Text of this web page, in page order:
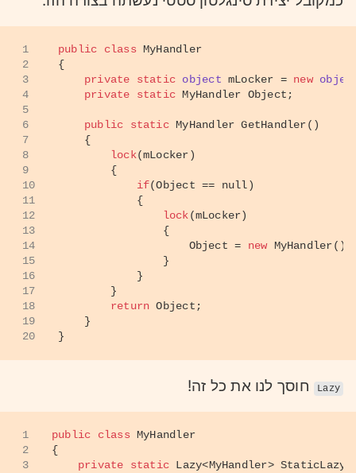
1
2
3
4
5
6
7
8
9
10
11
12
13
14
15
16
17
18
19
20
public class MyHandler
{
private
static object mLocker = new
private
static MyHandler Object;
public static MyHandler GetHandler()
    {
lock(mLocker)
        {
if(Object == null)
            {
lock(mLocker)
                {
                    Object =
new MyHandler();
                }
            }
        }
return Object;
    }
}
Lazy חוסך לנו את כל זה!
1
2
3
public class MyHandler
{
private
static Lazy<MyHandler> StaticLazy